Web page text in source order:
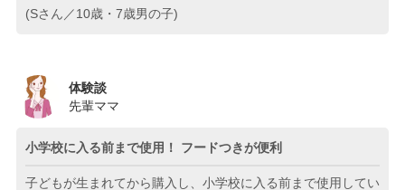
(Sさん／10歳・7歳男の子)
体験談
先輩ママ
小学校に入る前まで使用！ フードつきが便利
子どもが生まれてから購入し、小学校に入る前まで使用してい